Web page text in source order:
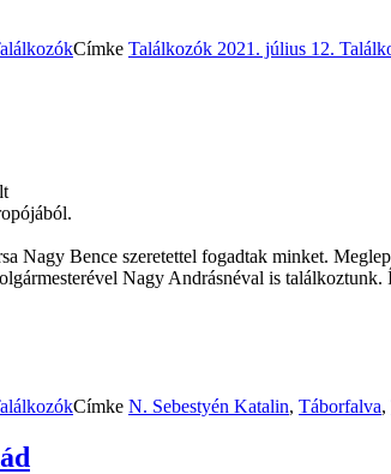
Címke Találkozók 2021. július 12.
Nagy Bence szeretettel fogadtak minket.
Nagy Andrásnéval is
Címke N. Sebestyén Katalin, Táborfalva,